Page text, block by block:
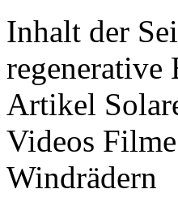
Inhalt der
regenerative
Artikel
Videos
Windrädern